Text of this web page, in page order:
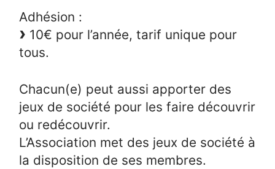
Adhésion :
10€ pour l’année, tarif unique pour
tous.
Chacun(e) peut aussi apporter des
jeux de société pour les faire découvrir
ou redécouvrir.
L’Association met des jeux de société à
la disposition de ses membres.